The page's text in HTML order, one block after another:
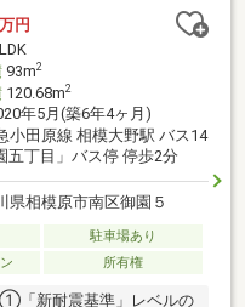
め●南向きバルコニー●駐
は定休日となりますが、
♪
万円
93m2
120.68m2
年5月(築6年4ヶ月)
小田原線 相模大野駅 バス14
五丁目」バス停 停歩2分
県相模原市南区御園５
駐車場あり
所有権
「新耐震基準」レベルの